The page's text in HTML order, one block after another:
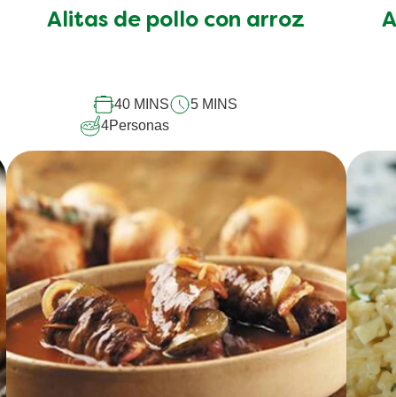
enviado
recipe
Alitas de pollo con arroz
40 MINS
5 MINS
4Personas